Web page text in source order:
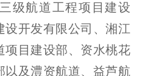
级航道工程项目建设
设开发有限公司、湘江
项目建设部、资水桃花
以及澧资航道、益芦航